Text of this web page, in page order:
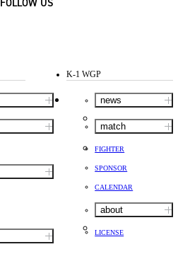
FOLLOW US
K-1 WGP
news
match
FIGHTER
SPONSOR
CALENDAR
about
LICENSE